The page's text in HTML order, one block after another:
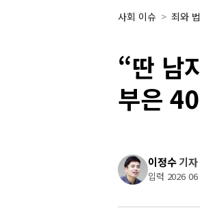
사회 이슈 > 죄와 법
“딴 남
부은
이정수기자
입력 2026